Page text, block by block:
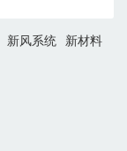
新风系统
新材料